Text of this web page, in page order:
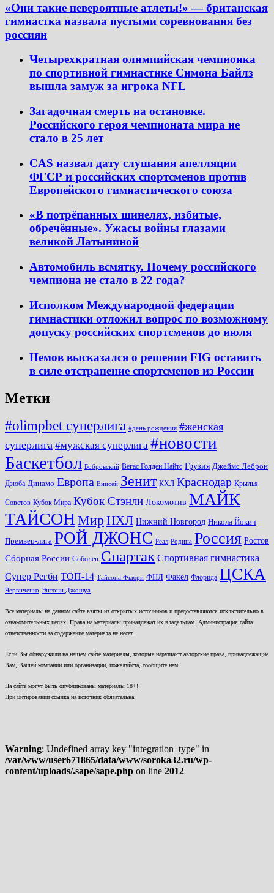
«Они такие невероятные атлеты!» — британская
гимнастка назвала пустыми соревнования без
россиян
Четырехкратная олимпийская чемпионка
по спортивной гимнастике Симона Байлз
вышла замуж за игрока NFL
Загадочная смерть на остановке.
Российского героя чемпионата мира не
стало в 25 лет
CAS назвал дату слушания апелляции
ФГСР и российских спортсменов против
Европейского гимнастического союза
«В потрёпанных шинелях, избитые,
обречённые». Ужасы войны глазами
великой Латыниной
Автомобиль всмятку. Почему российского
чемпиона не стало в 22 года?
Исполком Международной федерации
гимнастики отложил вопрос по возможному
допуску российских спортсменов до июля
Немов высказался о решении FIG оставить
в силе отстранение спортсменов из России
Метки
#olimpbet суперлига #день рождения #женская
суперлига #мужская суперлига #новости
Баскетбол Бобровский Вегас Голден Найтс Грузия Джеймс Леброн
Дзюба Динамо Европа Енисей Зенит КХЛ Краснодар Крылья
Советов Кубок Мира Кубок Стэнли Локомотив МАЙК
ТАЙСОНМирНХЛ Нижний Новгород Никола Йокич
Премьер-лига РОЙ ДЖОНС Реал Родина Россия Ростов
Сборная России Соболев Спартак Спортивная гимнастика
Супер Регби ТОП-14 Тайсона Фьюри ФНЛ Факел Флорида ЦСКА
Червиченко Энтони Джошуа
Все материалы на данном сайте взяты из открытых источников и предоставляются исключительно в
ознакомительных целях. Права на материалы принадлежат их владельцам. Администрация сайта
ответственности за содержание материала не несет.
Если Вы обнаружили на нашем сайте материалы, которые нарушают авторские права, принадлежащие
Вам, Вашей компании или организации, пожалуйста, сообщите нам.
На сайте могут быть опубликованы материалы 18+!
При цитировании ссылка на источник обязательна.
Warning: Undefined array key "integration_type" in
/var/www/user671865/data/www/soroka32.ru/wp-
content/uploads/.sape/sape.php on line 2012